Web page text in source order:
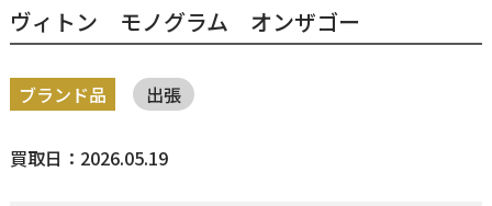
ヴィトン モノグラム オンザゴー
ブランド品 出張
買取日：2026.05.19